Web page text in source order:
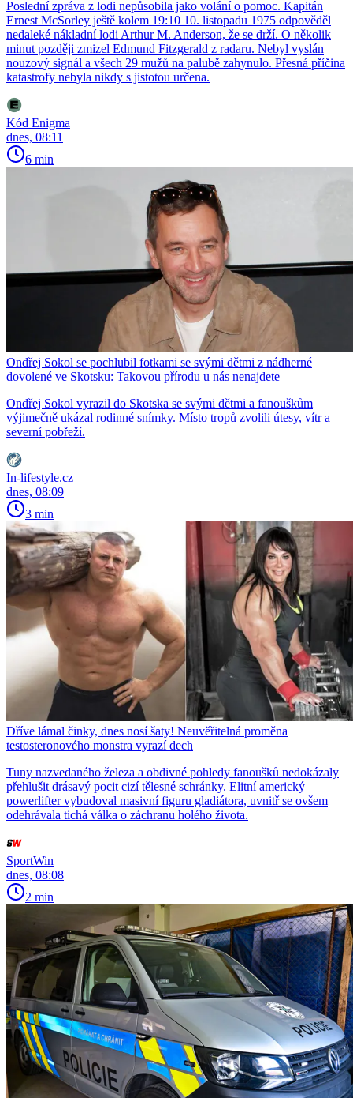
Poslední zpráva z lodi nepůsobila jako volání o pomoc. Kapitán
Ernest McSorley ještě kolem 19:10 10. listopadu 1975 odpověděl
nedaleké nákladní lodi Arthur M. Anderson, že se drží. O několik
minut později zmizel Edmund Fitzgerald z radaru. Nebyl vyslán
nouzový signál a všech 29 mužů na palubě zahynulo. Přesná příčina
katastrofy nebyla nikdy s jistotou určena.
Kód Enigma
dnes, 08:11
6 min
Ondřej Sokol se pochlubil fotkami se svými dětmi z nádherné
dovolené ve Skotsku: Takovou přírodu u nás nenajdete
Ondřej Sokol vyrazil do Skotska se svými dětmi a fanouškům
výjimečně ukázal rodinné snímky. Místo tropů zvolili útesy, vítr a
severní pobřeží.
In-lifestyle.cz
dnes, 08:09
3 min
Dříve lámal činky, dnes nosí šaty! Neuvěřitelná proměna
testosteronového monstra vyrazí dech
Tuny nazvedaného železa a obdivné pohledy fanoušků nedokázaly
přehlušit drásavý pocit cizí tělesné schránky. Elitní americký
powerlifter vybudoval masivní figuru gladiátora, uvnitř se ovšem
odehrávala tichá válka o záchranu holého života.
SportWin
dnes, 08:08
2 min